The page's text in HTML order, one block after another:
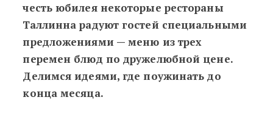
честь юбилея некоторые рестораны
Таллинна радуют гостей специальными
предложениями —меню из трех
перемен блюд по дружелюбной цене.
Делимся идеями, где поужинать до
конца месяца.